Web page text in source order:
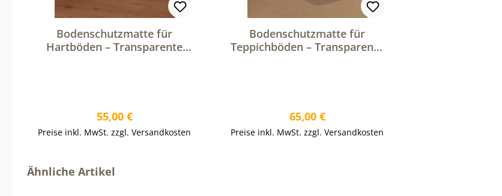
Bodenschutzmatte für
Hartböden – Transparente
Regulärer Preis:
55,00 €
Preise inkl. MwSt. zzgl. Versandkosten
Bodenschutzmatte für
Teppichböden – Transparente
Regulärer Preis:
65,00 €
Preise inkl. MwSt. zzgl. Versandkosten
Produktgalerie überspringen
Ähnliche Artikel